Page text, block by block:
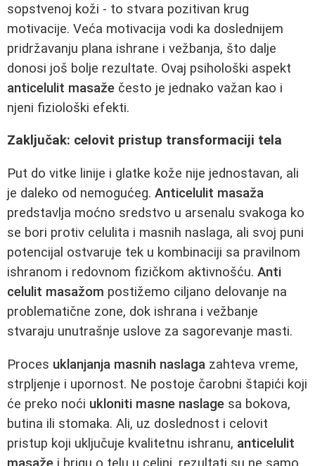
sopstvenoj koži - to stvara pozitivan krug
motivacije. Veća motivacija vodi ka doslednijem
pridržavanju plana ishrane i vežbanja, što dalje
donosi još bolje rezultate. Ovaj psihološki aspekt
anticelulit masaže često je jednako važan kao i
njeni fiziološki efekti.
Zaključak: celovit pristup transformaciji tela
Put do vitke linije i glatke kože nije jednostavan, ali
je daleko od nemogućeg. Anticelulit masaža
predstavlja moćno sredstvo u arsenalu svakoga ko
se bori protiv celulita i masnih naslaga, ali svoj puni
potencijal ostvaruje tek u kombinaciji sa pravilnom
ishranom i redovnom fizičkom aktivnošću. Anti
celulit masažom postižemo ciljano delovanje na
problematične zone, dok ishrana i vežbanje
stvaraju unutrašnje uslove za sagorevanje masti.
Proces uklanjanja masnih naslaga zahteva vreme,
strpljenje i upornost. Ne postoje čarobni štapići koji
će preko noći ukloniti masne naslage sa bokova,
butina ili stomaka. Ali, uz doslednost i celovit
pristup koji uključuje kvalitetnu ishranu, anticelulit
masaže i brigu o telu u celini, rezultati su ne samo